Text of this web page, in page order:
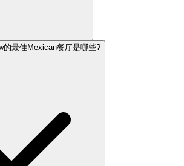
的最佳Mexican餐厅是哪些?